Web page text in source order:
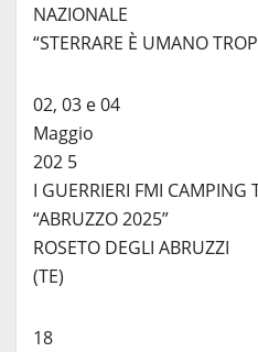
NAZIONALE
“STERRARE È UMANO
02, 03 e 04
Maggio
202 5
I GUERRIERI FMI CAMPING
“ABRUZZO 2025”
ROSETO DEGLI ABRUZZI
(TE)
18